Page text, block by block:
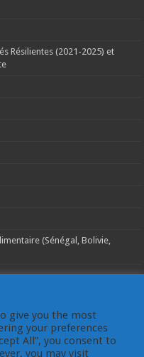
Résilientes (2021-2025) et
(Sénégal, Bolivie,
give you the most
your preferences
All”, you consent to
you may visit